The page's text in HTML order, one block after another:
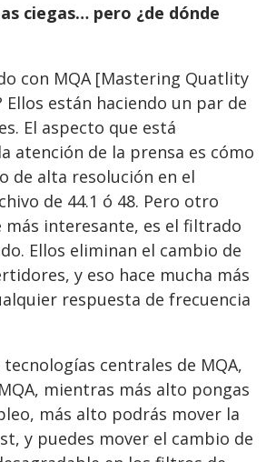
ciegas… pero ¿de dónde
con MQA [Mastering Quatlity
están haciendo un par de
El aspecto que está
atención de la prensa es cómo
de alta resolución en el
de 44.1 ó 48. Pero otro
interesante, es el filtrado
Ellos eliminan el cambio de
y eso hace mucha más
respuesta de frecuencia
tecnologías centrales de MQA,
mientras más alto pongas
más alto podrás mover la
y puedes mover el cambio de